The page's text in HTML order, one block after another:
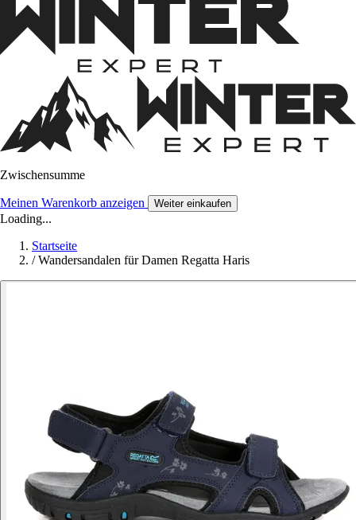
Zwischensumme
Meinen Warenkorb anzeigen Weiter einkaufen
Loading...
Startseite
/ Wandersandalen für Damen Regatta Haris